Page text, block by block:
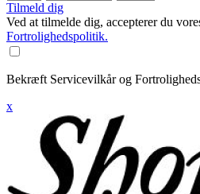
Tilmeld dig
Ved at tilmelde dig, accepterer du
Fortrolighedspolitik.
Bekræft Servicevilkår og
x